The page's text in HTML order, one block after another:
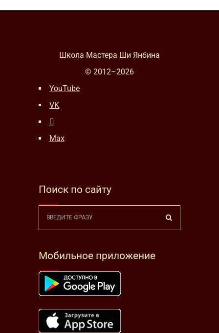
Школа Мастера Ши Янбина
© 2012–2026
YouTube
VK
Max
Поиск по сайту
Мобильное приложение